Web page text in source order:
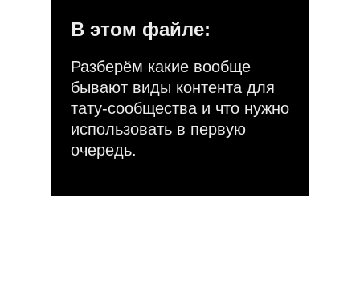
В этом файле:
Разберём какие вообще
бывают виды контента для
тату-сообщества и что нужно
использовать в первую
очередь.